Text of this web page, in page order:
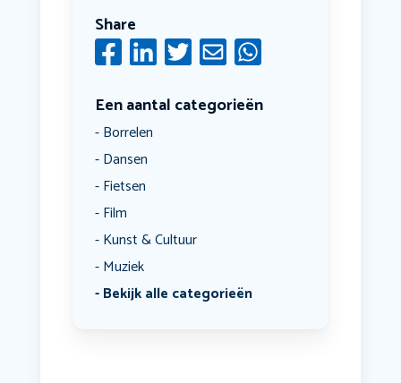
Share
Een aantal categorieën
Borrelen
Dansen
Fietsen
Film
Kunst & Cultuur
Muziek
Bekijk alle categorieën